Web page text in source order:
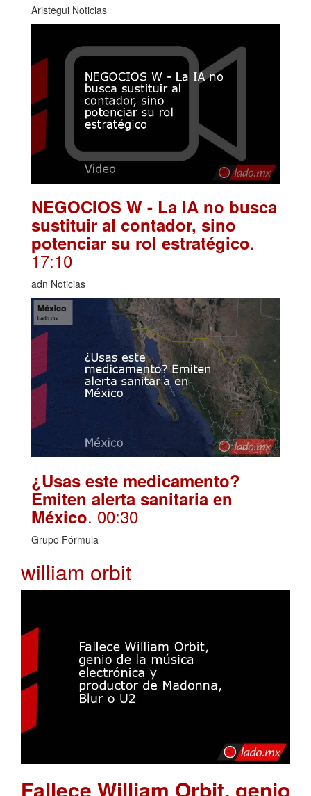
Aristegui Noticias
NEGOCIOS W - La IA no busca
sustituir al contador, sino
potenciar su rol estratégico.
17:10
adn Noticias
¿Usas este medicamento?
Emiten alerta sanitaria en
México. 00:30
Grupo Fórmula
william orbit
Fallece William Orbit, genio